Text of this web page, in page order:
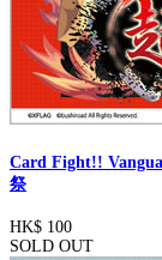
Card Fight!!
祭
HK$ 100
SOLD OUT